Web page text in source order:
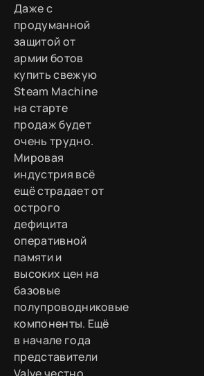
Даже с
продуманной
защитой от
армии ботов
купить свежую
Steam Machine
на старте
продаж будет
очень трудно.
Мировая
индустрия всё
ещё страдает от
острого
дефицита
оперативной
памяти и
высоких цен на
базовые
полупроводниковые
компоненты. Ещё
в начале года
представители